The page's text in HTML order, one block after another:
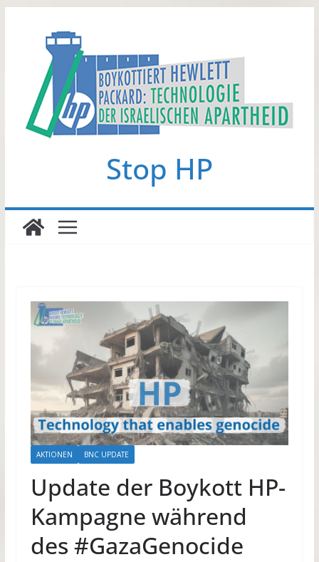
springen
Stop HP
AKTIONEN BNC UPDATE
Update der Boykott HP-
Kampagne während
des #GazaGenocide